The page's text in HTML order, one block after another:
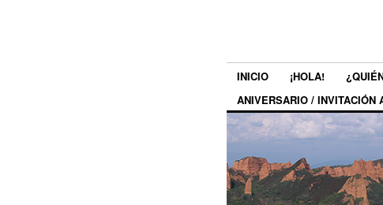
INICIO ¡HOLA!
ANIVERSARIO / INVITACIÓN